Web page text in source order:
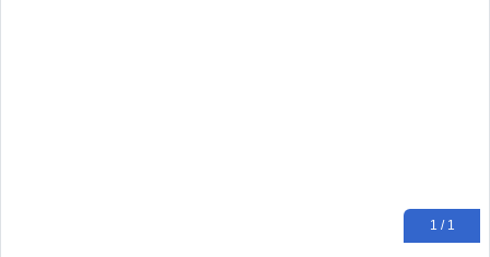
1 / 1